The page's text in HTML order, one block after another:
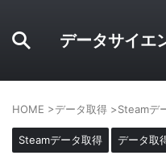
データサイエ
HOME >データ取得 >Steamデ
Steamデータ取得 データ取